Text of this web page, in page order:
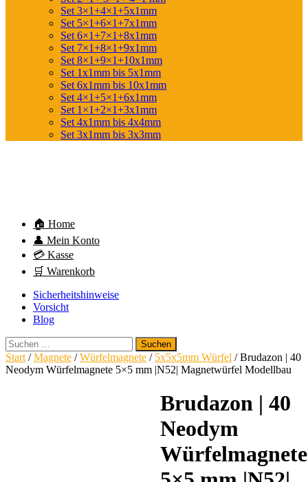
Set 3×1+4×1+5x1mm
Set 5×1+6×1+7x1mm
Set 6×1+7×1+8x1mm
Set 7×1+8×1+9x1mm
Set 8×1+9×1+10x1mm
Set 1x1mm bis 5x1mm
Set 6x1mm bis 10x1mm
Set 4×1+5×1+6x1mm
Set 1×1+2×1+3x1mm
Set 4x1mm bis 4x4mm
Set 3x1mm bis 3x3mm
🏠 Home
👤 Mein Konto
💳 Kasse
🛒 Warenkorb
Sicherheitshinweise
Vorsicht
Blog
Suchen
nach:
Start /Magnete /Würfelmagnete / 5x5x5mm Würfel / Brudazon | 40
Neodym Würfelmagnete 5×5 mm |N52| Magnetwürfel Modellbau
Brudazon | 40
Neodym
Würfelmagnete